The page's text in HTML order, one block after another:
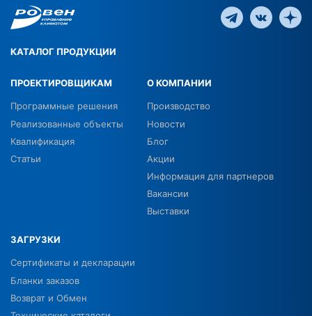
КАТАЛОГ ПРОДУКЦИИ
ПРОЕКТИРОВЩИКАМ
Программные решения
Реализованные объекты
Квалификация
Статьи
О КОМПАНИИ
Производство
Новости
Блог
Акции
Информация для партнеров
Вакансии
Выставки
ЗАГРУЗКИ
Сертификаты и декларации
Бланки заказов
Возврат и Обмен